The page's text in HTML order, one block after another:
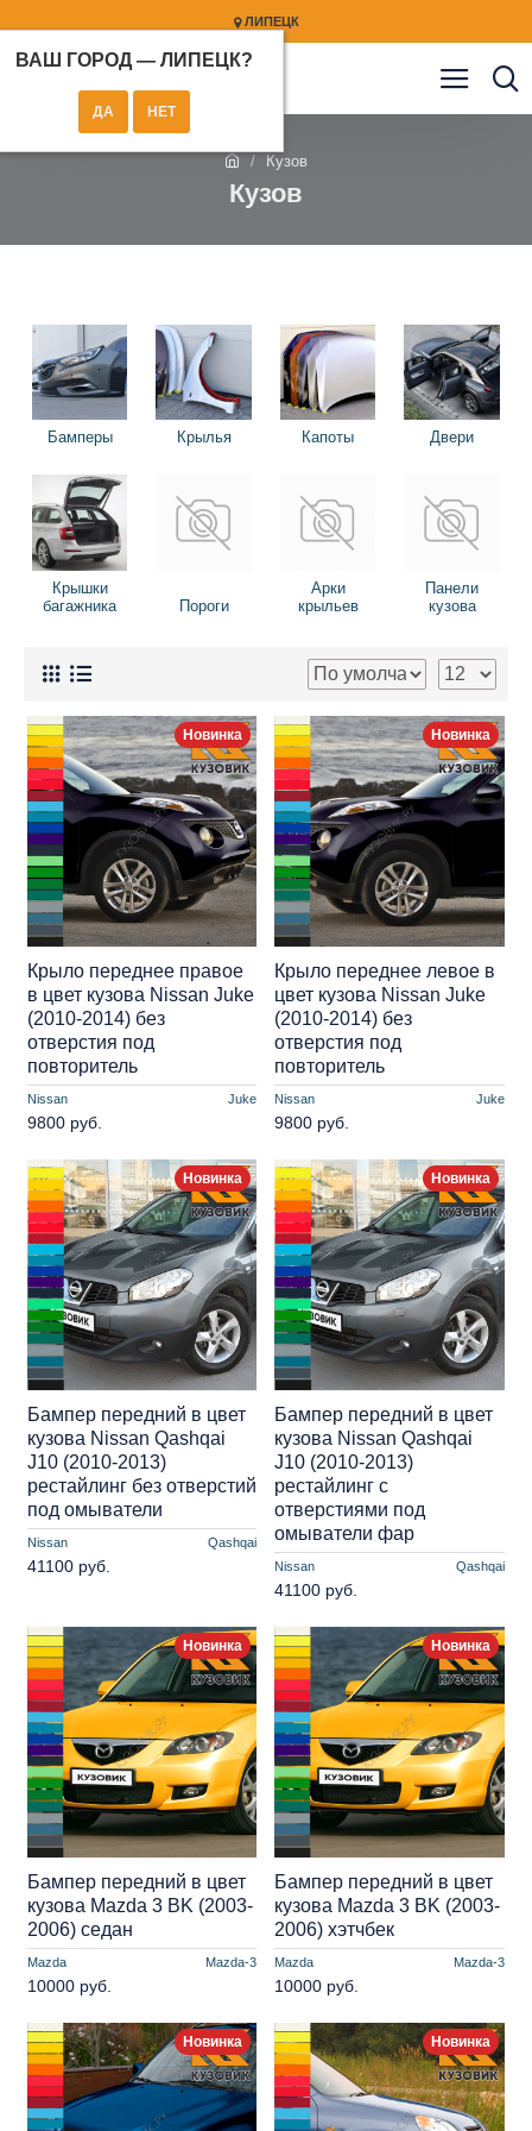
ЛИПЕЦК
ВАШ ГОРОД — ЛИПЕЦК?
Кузов
Кузов
Бамперы Крылья Капоты Двери
Крышки
багажника
Пороги
Арки
крыльев
Панели
кузова
Новинка
Nissan Juke
Крыло переднее правое
в цвет кузова Nissan Juke
(2010-2014) без
отверстия под
повторитель
9800 руб.
Новинка
Nissan Juke
Крыло переднее левое в
цвет кузова Nissan Juke
(2010-2014) без
отверстия под
повторитель
9800 руб.
Новинка
Nissan Qashqai
Бампер передний в цвет
кузова Nissan Qashqai
J10 (2010-2013)
рестайлинг без отверстий
под омыватели
41100 руб.
Новинка
Nissan Qashqai
Бампер передний в цвет
кузова Nissan Qashqai
J10 (2010-2013)
рестайлинг с
отверстиями под
омыватели фар
41100 руб.
Новинка
Mazda Mazda-3
Бампер передний в цвет
кузова Mazda 3 BK (2003-
2006) седан
10000 руб.
Новинка
Mazda Mazda-3
Бампер передний в цвет
кузова Mazda 3 BK (2003-
2006) хэтчбек
10000 руб.
Новинка Новинка